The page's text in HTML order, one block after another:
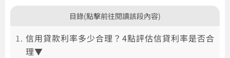
目錄(點擊前往閱讀該段內容)
信用貸款利率多少合理？4點評估信貸利率是否合
理▼